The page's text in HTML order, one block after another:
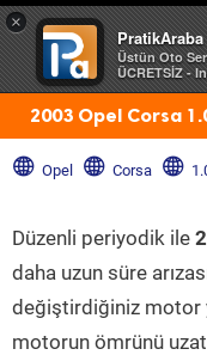
×
PratikAraba
Üstün Oto
ÜCRETSİZ -
2003 Opel Corsa
Opel Corsa
Düzenli periyodik ile
daha uzun süre
değiştirdiğiniz motor
motorun ömrünü